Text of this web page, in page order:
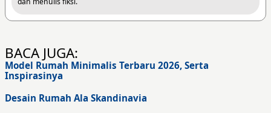
BACA JUGA:
Model Rumah Minimalis Terbaru 2026, Serta
Inspirasinya
Desain Rumah Ala Skandinavia